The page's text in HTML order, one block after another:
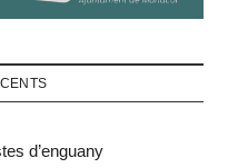
d’enguany